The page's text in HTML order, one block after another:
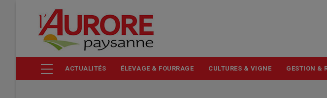
contenu
ACTUALITÉS ÉLEVAGE & FOURRAGE CULTURES & VIGNE GESTION &